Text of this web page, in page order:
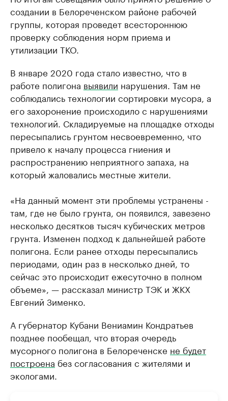
создании в Белореченском районе рабочей
группы, которая проведет всестороннюю
проверку соблюдения норм приема и
утилизации ТКО.
В январе 2020 года стало известно, что в
работе полигона выявили нарушения. Там не
соблюдались технологии сортировки мусора, а
его захоронение происходило с нарушениями
технологий. Складируемые на площадке отходы
пересыпались грунтом несвоевременно, что
привело к началу процесса гниения и
распространению неприятного запаха, на
который жаловались местные жители.
«На данный момент эти проблемы устранены -
там, где не было грунта, он появился, завезено
несколько десятков тысяч кубических метров
грунта. Изменен подход к дальнейшей работе
полигона. Если ранее отходы пересыпались
периодами, один раз в несколько дней, то
сейчас это происходит ежесуточно в полном
объеме», — рассказал министр ТЭК и ЖКХ
Евгений Зименко.
А губернатор Кубани Вениамин Кондратьев
позднее пообещал, что вторая очередь
мусорного полигона в Белореченске не будет
построена без согласования с жителями и
экологами.